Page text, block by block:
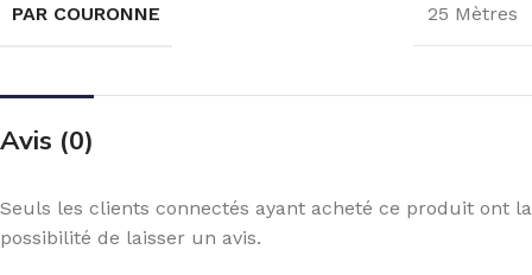
PAR COURONNE 25 Mètres
Avis (0)
Seuls les clients connectés ayant acheté ce produit ont la
possibilité de laisser un avis.